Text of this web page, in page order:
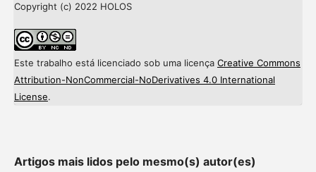
Copyright (c) 2022 HOLOS
Este trabalho está licenciado sob uma licença Creative Commons
Attribution-NonCommercial-NoDerivatives 4.0 International
License.
Artigos mais lidos pelo mesmo(s) autor(es)